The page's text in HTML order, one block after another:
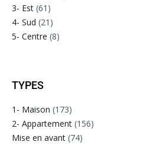
3- Est (61)
4- Sud (21)
5- Centre (8)
TYPES
1- Maison (173)
2- Appartement (156)
Mise en avant (74)